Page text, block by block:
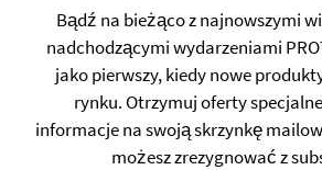
Bądź na bieżąco z najnowszymi
nadchodzącymi wydarzeniami
jako pierwszy, kiedy nowe
rynku. Otrzymuj oferty
informacje na swoją skrzynkę
możesz zrezygnować z